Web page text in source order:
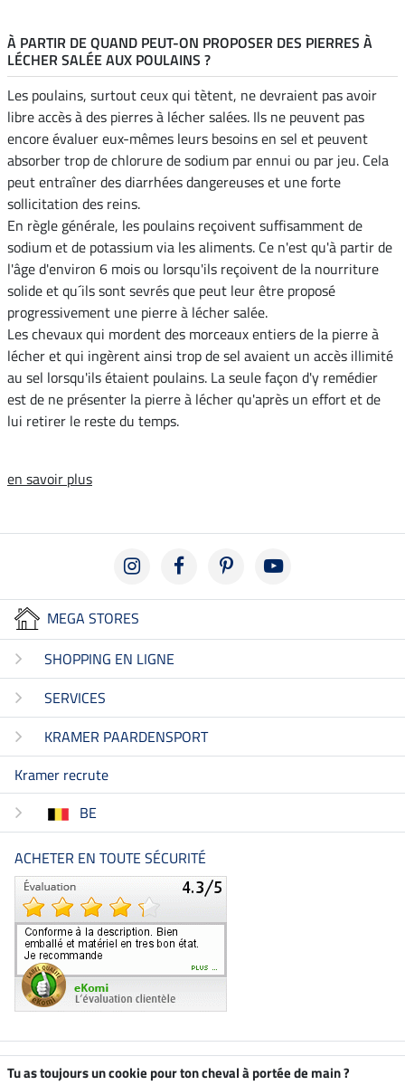
À PARTIR DE QUAND PEUT-ON PROPOSER DES PIERRES À
LÉCHER SALÉE AUX POULAINS ?
Les poulains, surtout ceux qui tètent, ne devraient pas avoir
libre accès à des pierres à lécher salées. Ils ne peuvent pas
encore évaluer eux-mêmes leurs besoins en sel et peuvent
absorber trop de chlorure de sodium par ennui ou par jeu. Cela
peut entraîner des diarrhées dangereuses et une forte
sollicitation des reins.
En règle générale, les poulains reçoivent suffisamment de
sodium et de potassium via les aliments. Ce n'est qu'à partir de
l'âge d'environ 6 mois ou lorsqu'ils reçoivent de la nourriture
solide et qu´ils sont sevrés que peut leur être proposé
progressivement une pierre à lécher salée.
Les chevaux qui mordent des morceaux entiers de la pierre à
lécher et qui ingèrent ainsi trop de sel avaient un accès illimité
au sel lorsqu'ils étaient poulains. La seule façon d'y remédier
est de ne présenter la pierre à lécher qu'après un effort et de
lui retirer le reste du temps.
en savoir plus
MEGA STORES
SHOPPING EN LIGNE
SERVICES
KRAMER PAARDENSPORT
Kramer recrute
BE
ACHETER EN TOUTE SÉCURITÉ
Boutique climatiquement
Tu as toujours un cookie pour ton cheval à portée de main ?